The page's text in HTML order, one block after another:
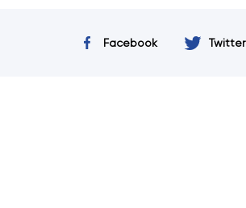
Facebook Twitter